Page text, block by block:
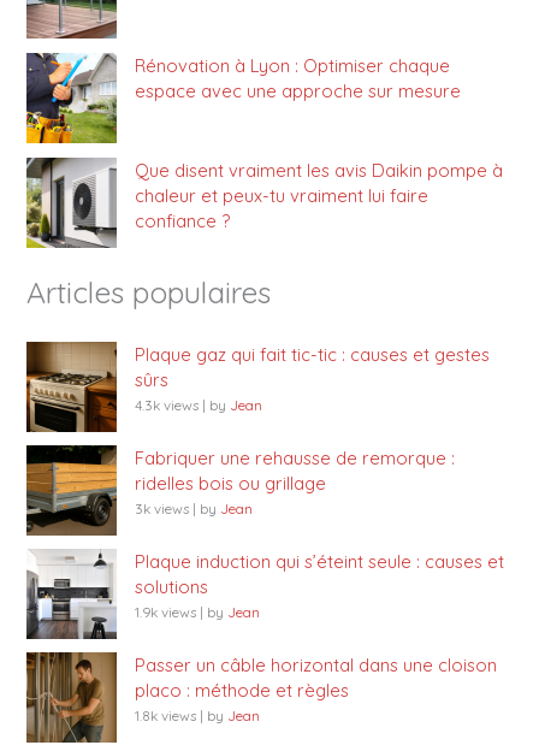
Rénovation à Lyon : Optimiser chaque
espace avec une approche sur mesure
Que disent vraiment les avis Daikin pompe à
chaleur et peux-tu vraiment lui faire
confiance ?
Articles populaires
Plaque gaz qui fait tic-tic : causes et gestes
sûrs
4.3k views | by Jean
Fabriquer une rehausse de remorque :
ridelles bois ou grillage
3k views | by Jean
Plaque induction qui s’éteint seule : causes et
solutions
1.9k views | by Jean
Passer un câble horizontal dans une cloison
placo : méthode et règles
1.8k views | by Jean